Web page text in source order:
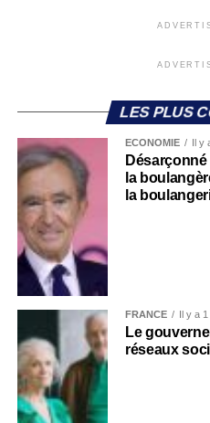
LES PLUS
ECONOMIE Il y
la
la
FRANCE Il y a
Le
réseaux